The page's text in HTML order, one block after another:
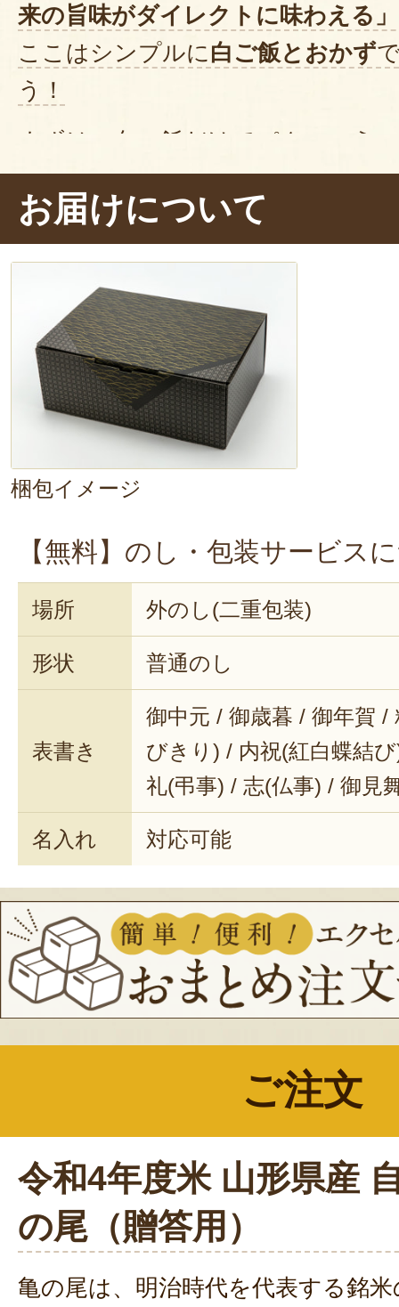
来の旨味がダイレクトに味わえる」
ここはシンプルに 白ご飯とおかず
う！
まずは、白ご飯だけでパクッ。う
りしていますね！意外にも弾力は
心地いいです。噛めば噛むほど優
ね。お米だけでも十分美味しいじ
今度はおかずと一緒にパクッ。む
際立ちますね！「亀の尾」、いい
飽きがこないシンプルな美味しさ
ッチリです。100年以上も前に誕生
ことができて……ロマンを感じま
お届けについて
梱包イメージ
【無料】のし・包装サービス
場所 外のし(二重包装)
形状 普通のし
表書き
御中元 / 御歳暮 / 御年賀 /
びきり) / 内祝(紅白蝶結
礼(弔事) / 志(仏事) / 御見
名入れ 対応可能
ご注文
令和4年度米 山形県産
の尾（贈答用）
亀の尾は、明治時代を代表する銘